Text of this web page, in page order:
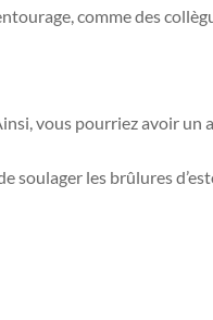
comme des
vous pourriez avoir un
soulager les brûlures